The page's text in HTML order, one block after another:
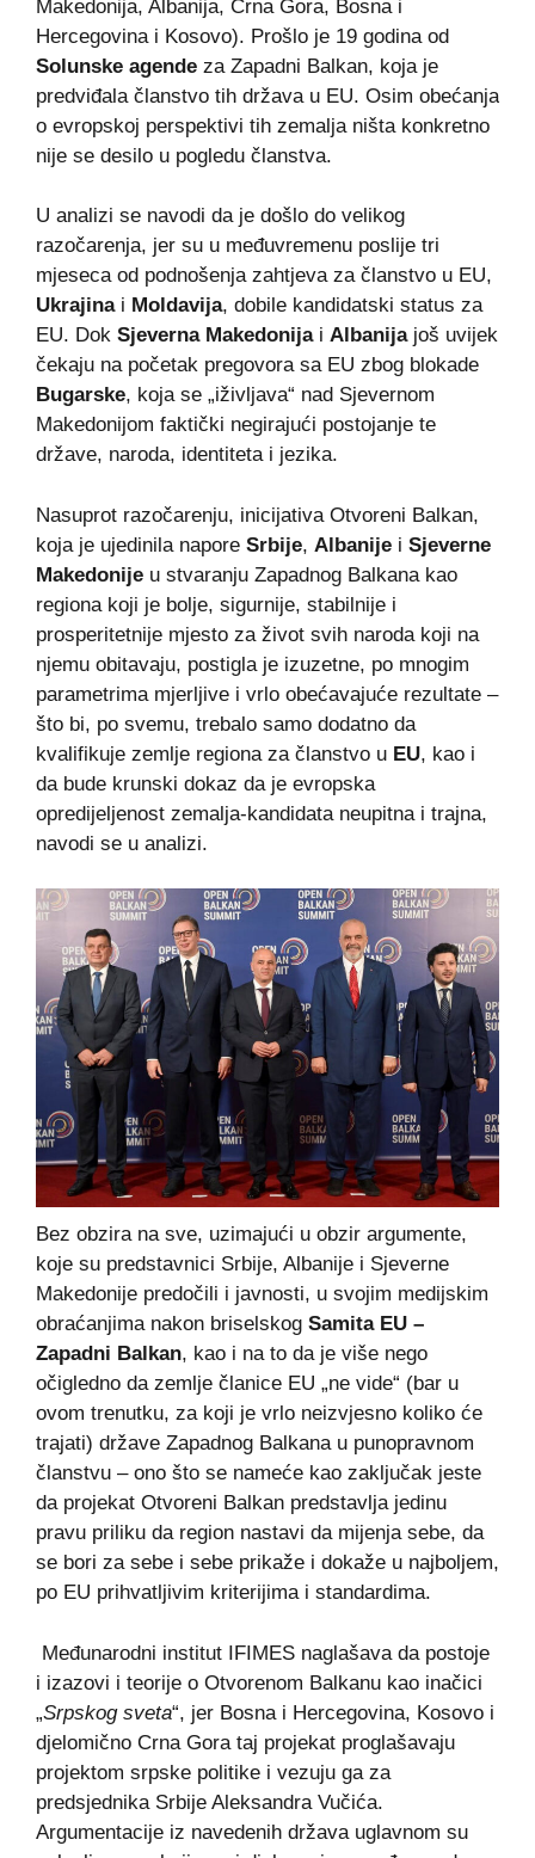
Makedonija, Albanija, Crna Gora, Bosna i
Hercegovina i Kosovo). Prošlo je 19 godina od
Solunske agende za Zapadni Balkan, koja je
predviđala članstvo tih država u EU. Osim obećanja
o evropskoj perspektivi tih zemalja ništa konkretno
nije se desilo u pogledu članstva.
U analizi se navodi da je došlo do velikog
razočarenja, jer su u međuvremenu poslije tri
mjeseca od podnošenja zahtjeva za članstvo u EU,
Ukrajinai Moldavija, dobile kandidatski status za
EU. Dok Sjeverna Makedonijai Albanijajoš uvijek
čekaju na početak pregovora sa EU zbog blokade
Bugarske, koja se „iživljava“ nad Sjevernom
Makedonijom faktički negirajući postojanje te
države, naroda, identiteta i jezika.
Nasuprot razočarenju, inicijativa Otvoreni Balkan,
koja je ujedinila napore Srbije, Albanije i Sjeverne
Makedonije u stvaranju Zapadnog Balkana kao
regiona koji je bolje, sigurnije, stabilnije i
prosperitetnije mjesto za život svih naroda koji na
njemu obitavaju, postigla je izuzetne, po mnogim
parametrima mjerljive i vrlo obećavajuće rezultate –
što bi, po svemu, trebalo samo dodatno da
kvalifikuje zemlje regiona za članstvo u EU, kao i
da bude krunski dokaz da je evropska
opredijeljenost zemalja-kandidata neupitna i trajna,
navodi se u analizi.
Bez obzira na sve, uzimajući u obzir argumente,
koje su predstavnici Srbije, Albanije i Sjeverne
Makedonije predočili i javnosti, u svojim medijskim
obraćanjima nakon briselskog Samita EU –
Zapadni Balkan, kao i na to da je više nego
očigledno da zemlje članice EU „ne vide“ (bar u
ovom trenutku, za koji je vrlo neizvjesno koliko će
trajati) države Zapadnog Balkana u punopravnom
članstvu – ono što se nameće kao zaključak jeste
da projekat Otvoreni Balkan predstavlja jedinu
pravu priliku da region nastavi da mijenja sebe, da
se bori za sebe i sebe prikaže i dokaže u najboljem,
po EU prihvatljivim kriterijima i standardima.
Međunarodni institut IFIMES naglašava da postoje
i izazovi i teorije o Otvorenom Balkanu kao inačici
„Srpskog sveta“, jer Bosna i Hercegovina, Kosovo i
djelomično Crna Gora taj projekat proglašavaju
projektom srpske politike i vezuju ga za
predsjednika Srbije Aleksandra Vučića.
Argumentacije iz navedenih država uglavnom su